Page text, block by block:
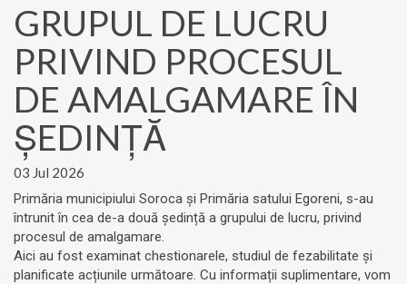
GRUPUL DE LUCRU
PRIVIND PROCESUL
DE AMALGAMARE ÎN
ȘEDINȚĂ
03 Jul 2026
Primăria municipiului Soroca și Primăria satului Egoreni, s-au
întrunit în cea de-a două ședință a grupului de lucru, privind
procesul de amalgamare.
Aici au fost examinat chestionarele, studiul de fezabilitate și
planificate acțiunile următoare. Cu informații suplimentare, vom